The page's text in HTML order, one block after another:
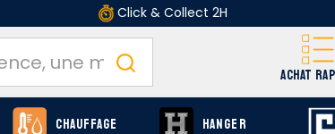
Click & Collect 2H
ACHAT
Chauffage HANGER